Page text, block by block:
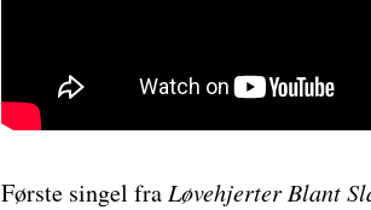
Første singel fra Løvehjerter Blant